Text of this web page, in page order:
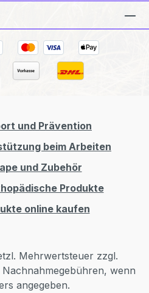
und Prävention
beim Arbeiten
und Zubehör
Produkte
online kaufen
Mehrwertsteuer zzgl.
wenn
angegeben.